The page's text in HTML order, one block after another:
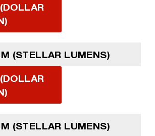
(STELLAR LUMENS)
(STELLAR LUMENS)